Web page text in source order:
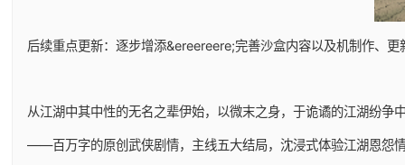
后续重点更新：逐步增添&ereereere;完善沙盒内容以及机制作、
从江湖中其中性的无名之辈伊始，以微末之身，于诡谲的江湖纷争
——百万字的原创武侠剧情，主线五大结局，沈浸式体验江湖恩怨